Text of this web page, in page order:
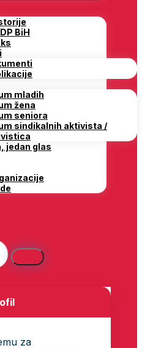
BiH
mladih
žena
seniora
sindikalnih aktivista /
jedan glas
za